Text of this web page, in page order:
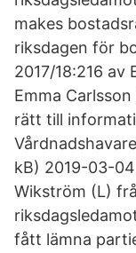
makes
riksdagen för
2017/18:216 av
Emma
rätt till
kB) 2019-03-
Wikström (L)
fått lämna